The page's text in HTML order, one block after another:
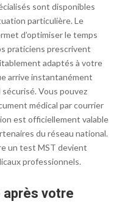
sont disponibles
particulière. Le
d’optimiser le temps
praticiens prescrivent
adaptés à votre
arrive instantanément
Vous pouvez
médical par courrier
est officiellement valable
du réseau national.
un test MST devient
professionnels.
après votre